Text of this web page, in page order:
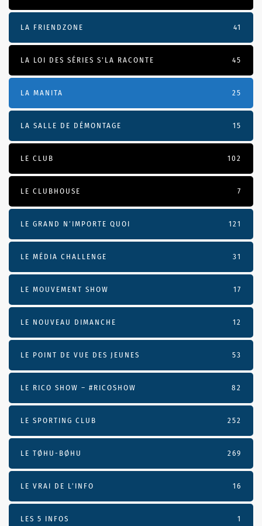
LA FRIENDZONE 41
LA LOI DES SÉRIES S'LA RACONTE 45
LA MANITA 25
LA SALLE DE DÉMONTAGE 15
LE CLUB 102
LE CLUBHOUSE 7
LE GRAND N’IMPORTE QUOI 121
LE MÉDIA CHALLENGE 31
LE MOUVEMENT SHOW 17
LE NOUVEAU DIMANCHE 12
LE POINT DE VUE DES JEUNES 53
LE RICO SHOW – #RICOSHOW 82
LE SPORTING CLUB 252
LE TØHU-BØHU 269
LE VRAI DE L’INFO 16
LES 5 INFOS 1